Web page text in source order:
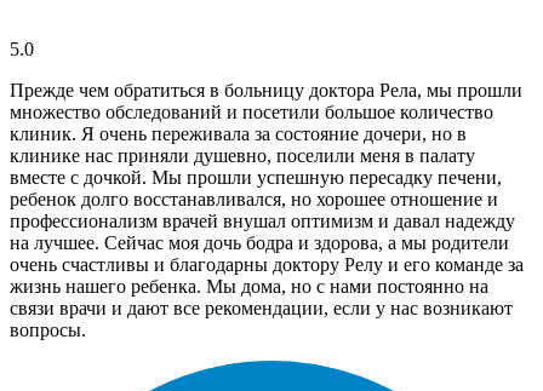
5.0
Прежде чем обратиться в больницу доктора Рела, мы прошли
множество обследований и посетили большое количество
клиник. Я очень переживала за состояние дочери, но в
клинике нас приняли душевно, поселили меня в палату
вместе с дочкой. Мы прошли успешную пересадку печени,
ребенок долго восстанавливался, но хорошее отношение и
профессионализм врачей внушал оптимизм и давал надежду
на лучшее. Сейчас моя дочь бодра и здорова, а мы родители
очень счастливы и благодарны доктору Релу и его команде за
жизнь нашего ребенка. Мы дома, но с нами постоянно на
связи врачи и дают все рекомендации, если у нас возникают
вопросы.